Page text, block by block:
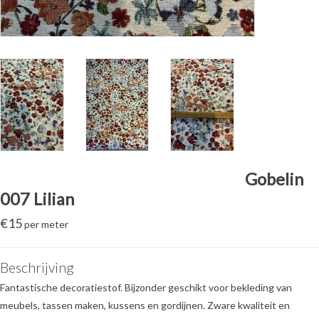
Gobelin
007 Lilian
€15per meter
Beschrijving
Fantastische decoratiestof. Bijzonder geschikt voor bekleding van
meubels, tassen maken, kussens en gordijnen. Zware kwaliteit en